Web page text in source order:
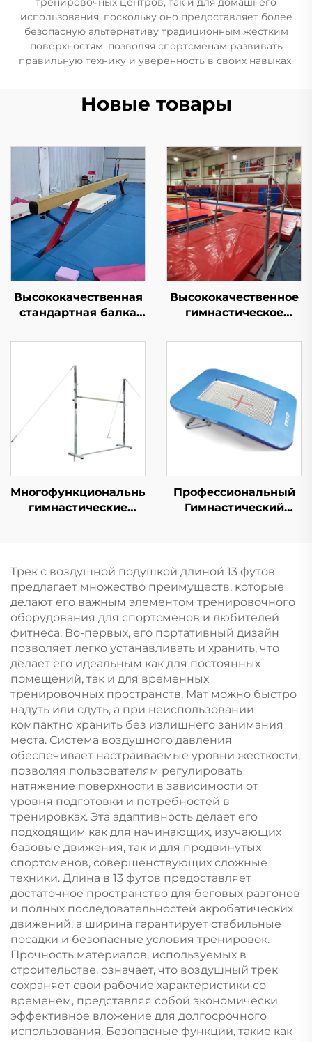
использования, поскольку оно предоставляет более
безопасную альтернативу традиционным жестким
поверхностям, позволяя спортсменам развивать
правильную технику и уверенность в своих навыках.
Новые товары
Высококачественная
стандартная балка
профессиональной
Высококачественное
гимнастическое
неравные брусья для
соревнований
Многофункциональные
гимнастические
асимметричных
брусьях Спортивное
оборудование
Профессиональный
Гимнастический
Трек с воздушной подушкой длиной 13 футов
предлагает множество преимуществ, которые
делают его важным элементом тренировочного
оборудования для спортсменов и любителей
фитнеса. Во-первых, его портативный дизайн
позволяет легко устанавливать и хранить, что
делает его идеальным как для постоянных
помещений, так и для временных
тренировочных пространств. Мат можно быстро
надуть или сдуть, а при неиспользовании
компактно хранить без излишнего занимания
места. Система воздушного давления
обеспечивает настраиваемые уровни жесткости,
позволяя пользователям регулировать
натяжение поверхности в зависимости от
уровня подготовки и потребностей в
тренировках. Эта адаптивность делает его
подходящим как для начинающих, изучающих
базовые движения, так и для продвинутых
спортсменов, совершенствующих сложные
техники. Длина в 13 футов предоставляет
достаточное пространство для беговых разгонов
и полных последовательностей акробатических
движений, а ширина гарантирует стабильные
посадки и безопасные условия тренировок.
Прочность материалов, используемых в
строительстве, означает, что воздушный трек
сохраняет свои рабочие характеристики со
временем, представляя собой экономически
эффективное вложение для долгосрочного
использования. Безопасные функции, такие как